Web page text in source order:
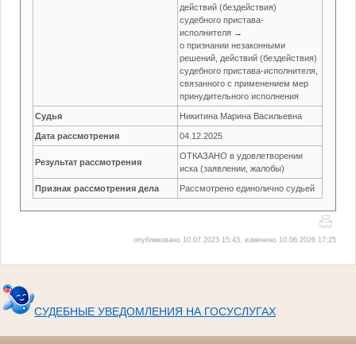
действий (бездействия)
судебного пристава-
исполнителя →
о признании незаконными
решений, действий (бездействия)
судебного пристава-исполнителя,
связанного с применением мер
принудительного исполнения
Судья Никитина Марина Васильевна
Дата рассмотрения 04.12.2025
Результат рассмотрения
ОТКАЗАНО в удовлетворении
иска (заявлении, жалобы)
Признак рассмотрения дела Рассмотрено единолично судьей
опубликовано 10.07.2023 15:43, изменено 10.06.2026 17:25
СУДЕБНЫЕ УВЕДОМЛЕНИЯ НА ГОСУСЛУГАХ